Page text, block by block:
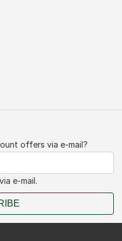
offers via e-mail?
e-mail.